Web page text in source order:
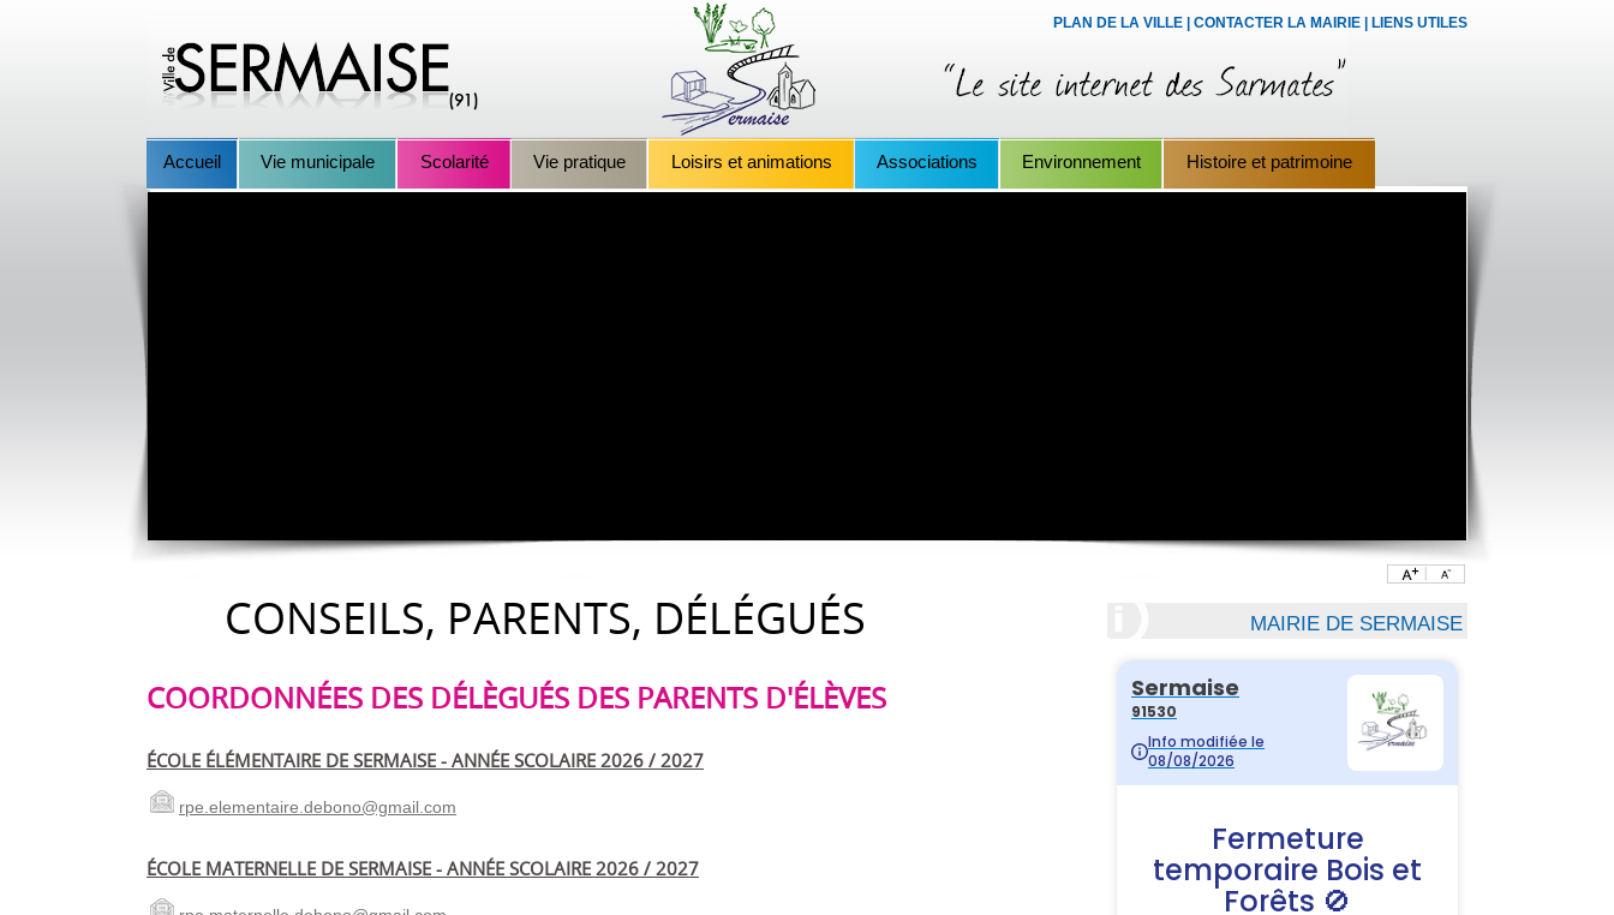
PLAN DE LA VILLE CONTACTER LA MAIRIE LIENS UTILES
Accueil Vie municipale Scolarité Vie pratique Loisirs et animations Associations Environnement Histoire et patrimoine
MAIRIE DE SERMAISE
CONSEILS, PARENTS, DÉLÉGUÉS
COORDONNÉES DES DÉLÈGUÉS DES PARENTS D'ÉLÈVES
ÉCOLE ÉLÉMENTAIRE DE SERMAISE - ANNÉE SCOLAIRE 2026 / 2027
rpe.elementaire.debono@gmail.com
ÉCOLE MATERNELLE DE SERMAISE - ANNÉE SCOLAIRE 2026 / 2027